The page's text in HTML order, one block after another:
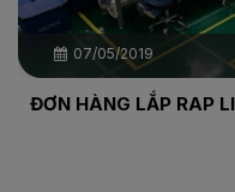
07/05/2019
ĐƠN HÀNG LẮP RAP